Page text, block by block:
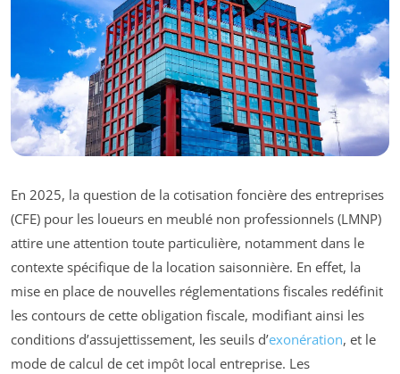
En 2025, la question de la cotisation foncière des entreprises
(CFE) pour les loueurs en meublé non professionnels (LMNP)
attire une attention toute particulière, notamment dans le
contexte spécifique de la location saisonnière. En effet, la
mise en place de nouvelles réglementations fiscales redéfinit
les contours de cette obligation fiscale, modifiant ainsi les
conditions d’assujettissement, les seuils d’exonération, et le
mode de calcul de cet impôt local entreprise. Les